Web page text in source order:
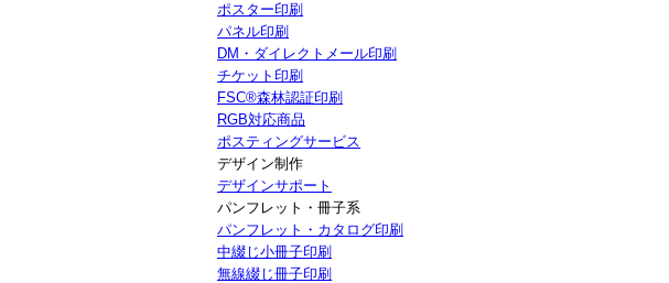
ポスター印刷
パネル印刷
DM・ダイレクトメール印刷
チケット印刷
FSC®森林認証印刷
RGB対応商品
ポスティングサービス
デザイン制作
デザインサポート
パンフレット・冊子系
パンフレット・カタログ印刷
中綴じ小冊子印刷
無線綴じ冊子印刷